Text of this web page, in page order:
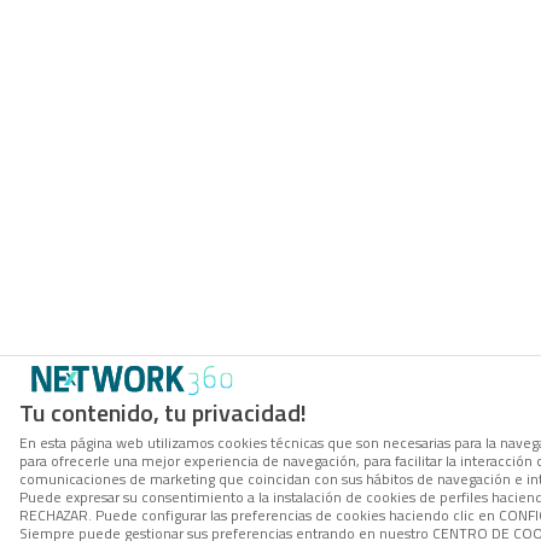
Tu contenido, tu privacidad!
En esta página web utilizamos cookies técnicas que son necesarias para la
para ofrecerle una mejor experiencia de navegación, para facilitar la
comunicaciones de marketing que coincidan con sus hábitos de navegación e
Puede expresar su consentimiento a la instalación de cookies de perfiles
RECHAZAR. Puede configurar las preferencias de cookies haciendo clic en
Siempre puede gestionar sus preferencias entrando en nuestro CENTRO DE